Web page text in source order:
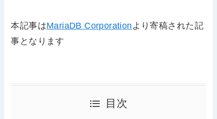
本記事はMariaDB Corporation より寄稿された記
事となります
目次